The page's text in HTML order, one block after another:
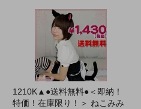
1210K▲●送料無料●＜即納！
特価！在庫限り！＞ ねこみみ